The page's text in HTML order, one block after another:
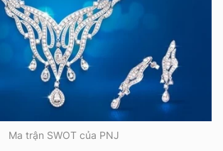
Ma trận SWOT của PNJ